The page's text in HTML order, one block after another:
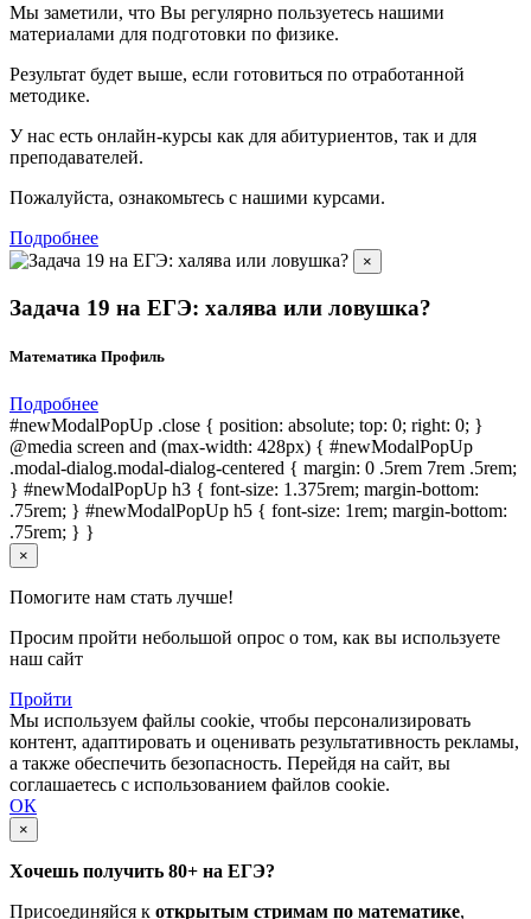
Мы заметили, что Вы регулярно пользуетесь нашими
материалами для подготовки по физике.
Результат будет выше, если готовиться по отработанной
методике.
У нас есть онлайн-курсы как для абитуриентов, так и для
преподавателей.
Пожалуйста, ознакомьтесь с нашими курсами.
Подробнее
×
Задача 19 на ЕГЭ: халява или ловушка?
Математика Профиль
Подробнее
#newModalPopUp .close { position: absolute; top: 0; right: 0; }
@media screen and (max-width: 428px) { #newModalPopUp
.modal-dialog.modal-dialog-centered { margin: 0 .5rem 7rem .5rem;
} #newModalPopUp h3 { font-size: 1.375rem; margin-bottom:
.75rem; } #newModalPopUp h5 { font-size: 1rem; margin-bottom:
.75rem; } }
×
Помогите нам стать лучше!
Просим пройти небольшой опрос о том, как вы используете
наш сайт
Пройти
Мы используем файлы cookie, чтобы персонализировать
контент, адаптировать и оценивать результативность рекламы,
а также обеспечить безопасность. Перейдя на сайт, вы
соглашаетесь с использованием файлов cookie.
ОК
×
Хочешь получить 80+ на ЕГЭ?
Присоединяйся к открытым стримам по математике,